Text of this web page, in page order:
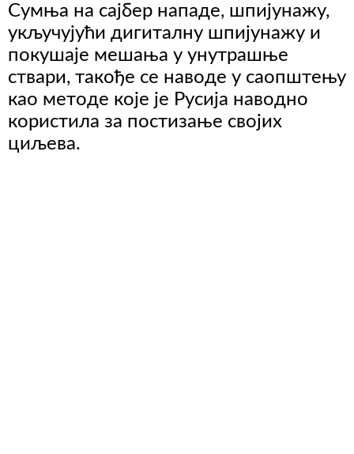
Сумња на сајбер нападе, шпијунажу,
укључујући дигиталну шпијунажу и
покушаје мешања у унутрашње
ствари, такође се наводе у саопштењу
као методе које је Русија наводно
користила за постизање својих
циљева.